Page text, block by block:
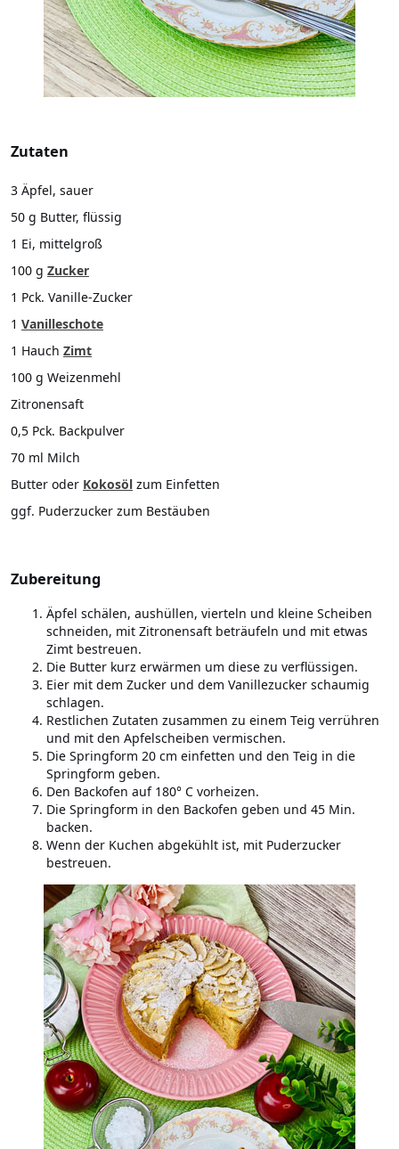
Zutaten
3 Äpfel, sauer
50 g Butter, flüssig
1 Ei, mittelgroß
100 g Zucker
1 Pck. Vanille-Zucker
1 Vanilleschote
1 Hauch Zimt
100 g Weizenmehl
Zitronensaft
0,5 Pck. Backpulver
70 ml Milch
Butter oder Kokosöl zum Einfetten
ggf. Puderzucker zum Bestäuben
Zubereitung
Äpfel schälen, aushüllen, vierteln und kleine Scheiben
schneiden, mit Zitronensaft beträufeln und mit etwas
Zimt bestreuen.
Die Butter kurz erwärmen um diese zu verflüssigen.
Eier mit dem Zucker und dem Vanillezucker schaumig
schlagen.
Restlichen Zutaten zusammen zu einem Teig verrühren
und mit den Apfelscheiben vermischen.
Die Springform 20 cm einfetten und den Teig in die
Springform geben.
Den Backofen auf 180° C vorheizen.
Die Springform in den Backofen geben und 45 Min.
backen.
Wenn der Kuchen abgekühlt ist, mit Puderzucker
bestreuen.